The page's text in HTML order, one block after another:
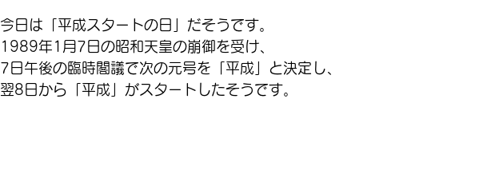
今日は「平成スタートの日」だそうです。
1989年1月7日の昭和天皇の崩御を受け、
7日午後の臨時閣議で次の元号を「平成」と決定し、
翌8日から「平成」がスタートしたそうです。